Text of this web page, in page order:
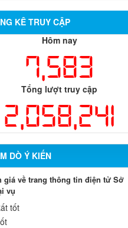
KÊ TRUY CẬP
Hôm nay
7,583
Tổng lượt truy cập
2,058,241
DÒ Ý KIẾN
giá về trang thông tin điện tử Sở
vụ
tốt